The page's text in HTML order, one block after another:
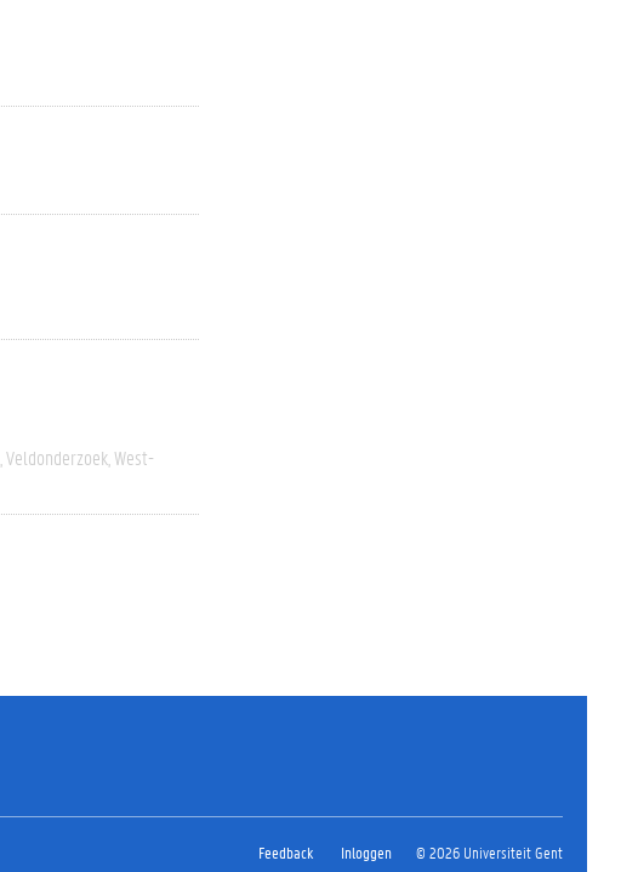
Veldonderzoek West-
Feedback Inloggen © 2026 Universiteit Gent